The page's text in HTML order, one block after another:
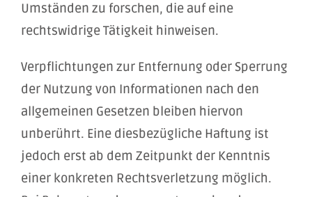
Umständen zu forschen, die auf eine
rechtswidrige Tätigkeit hinweisen.
Verpflichtungen zur Entfernung oder Sperrung
der Nutzung von Informationen nach den
allgemeinen Gesetzen bleiben hiervon
unberührt. Eine diesbezügliche Haftung ist
jedoch erst ab dem Zeitpunkt der Kenntnis
einer konkreten Rechtsverletzung möglich.